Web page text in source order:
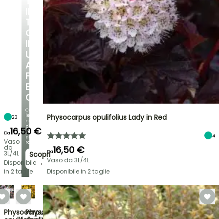
TUO
GIARDINO
IN
UN
ANGOLO
FRESCO
E
OMBREGGIATO
Con
le
nostre
più
belle
piante
rampicanti
Scopri
→
23
Da16,50 €
Vaso
da
3L/4L
Disponibile
in 2 taglie
Physocarpus opulifolius Lady in Red
4
Da16,50 €
Vaso da 3L/4L
Disponibile in 2 taglie
PhysocarpusPhysocarpus